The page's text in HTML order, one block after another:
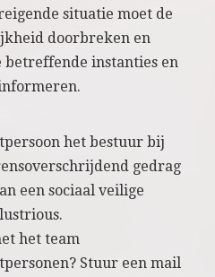
situatie moet de
doorbreken en
betreffende instanties en
het bestuur bij
gedrag
een sociaal veilige
het team
Stuur een mail